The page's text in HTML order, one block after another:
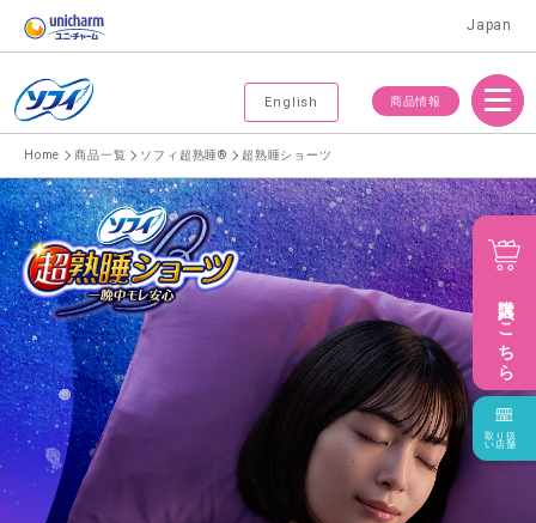
Japan
English 商品情報
Menu
Home 商品一覧 ソフィ超熟睡® 超熟睡ショーツ
購入はこちら
取り扱
い店舗